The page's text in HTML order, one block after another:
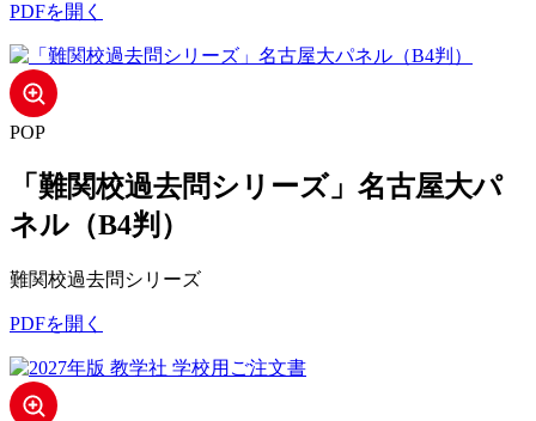
PDFを開く
POP
「難関校過去問シリーズ」名古屋大パ
ネル（B4判）
難関校過去問シリーズ
PDFを開く